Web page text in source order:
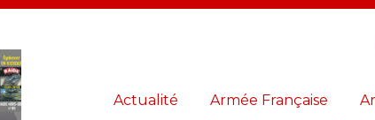
Actualité Armée Française